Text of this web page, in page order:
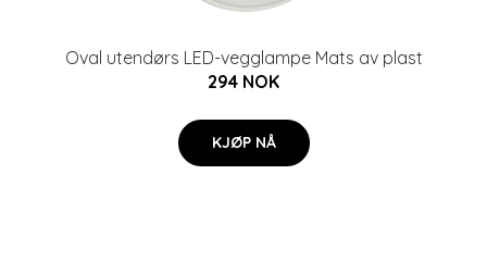
Oval utendørs LED-vegglampe Mats av plast
294 NOK
KJØP NÅ